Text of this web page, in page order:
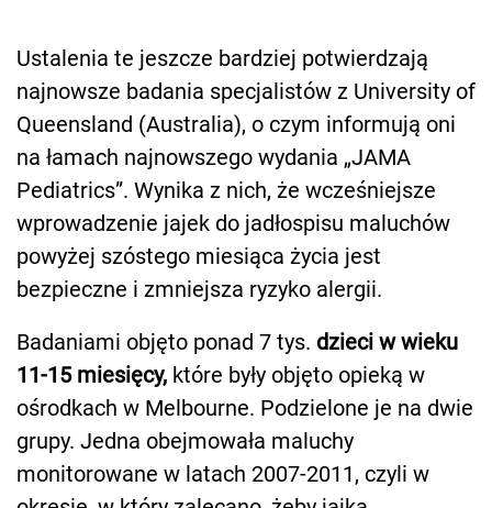
Ustalenia te jeszcze bardziej potwierdzają
najnowsze badania specjalistów z University of
Queensland (Australia), o czym informują oni
na łamach najnowszego wydania „JAMA
Pediatrics”. Wynika z nich, że wcześniejsze
wprowadzenie jajek do jadłospisu maluchów
powyżej szóstego miesiąca życia jest
bezpieczne i zmniejsza ryzyko alergii.
Badaniami objęto ponad 7 tys. dzieci w wieku
11-15 miesięcy, które były objęto opieką w
ośrodkach w Melbourne. Podzielone je na dwie
grupy. Jedna obejmowała maluchy
monitorowane w latach 2007-2011, czyli w